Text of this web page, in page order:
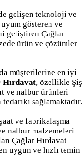
gelişen teknoloji ve
gösteren ve
geliştiren Çağlar
ürün ve çözümler
müşterilerine en iyi
Hırdavat, özellikle
ve nalbur ürünleri
sağlamaktadır.
ve fabrikalaşma
nalbur malzemeleri
Çağlar Hırdavat
uygun ve hızlı temin